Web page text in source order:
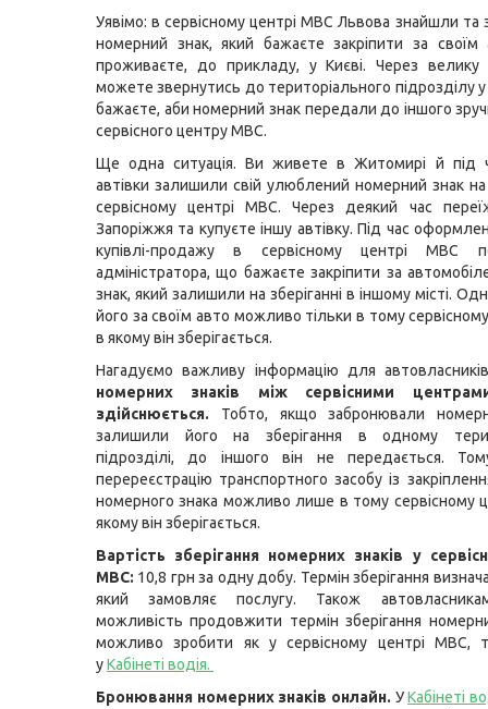
Уявімо: в сервісному центрі МВС Львова знайшли та
номерний знак, який бажаєте закріпити за
проживаєте, до прикладу, у Києві. Через велику
можете звернутись до територіального підрозділу
бажаєте, аби номерний знак передали до іншого
сервісного центру МВС.
Ще одна ситуація. Ви живете в Житомирі й під
автівки залишили свій улюблений номерний знак на
сервісному центрі МВС. Через деякий час
Запоріжжя та купуєте іншу автівку. Під час
купівлі-продажу в сервісному центрі МВС
адміністратора, що бажаєте закріпити за
знак, який залишили на зберіганні в іншому місті.
його за своїм авто можливо тільки в тому
в якому він зберігається.
Нагадуємо важливу інформацію для
номерних знаків між сервісними
здійснюється. Тобто, якщо забронювали
залишили його на зберігання в одному
підрозділі, до іншого він не передається.
перереєстрацію транспортного засобу із
номерного знака можливо лише в тому сервісному
якому він зберігається.
Вартість зберігання номерних знаків у
МВС: 10,8 грн за одну добу. Термін зберігання
який замовляє послугу. Також
можливість продовжити термін зберігання
можливо зробити як у сервісному центрі МВС,
уКабінеті водія.
Бронювання номерних знаків онлайн. УКабінеті